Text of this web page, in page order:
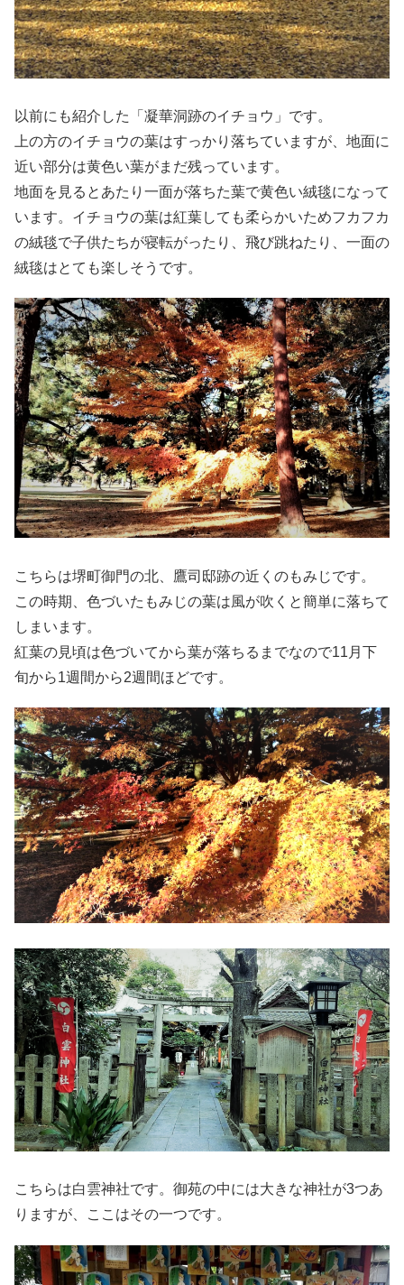
以前にも紹介した「凝華洞跡のイチョウ」です。
上の方のイチョウの葉はすっかり落ちていますが、地面に
近い部分は黄色い葉がまだ残っています。
地面を見るとあたり一面が落ちた葉で黄色い絨毯になって
います。イチョウの葉は紅葉しても柔らかいためフカフカ
の絨毯で子供たちが寝転がったり、飛び跳ねたり、一面の
絨毯はとても楽しそうです。
こちらは堺町御門の北、鷹司邸跡の近くのもみじです。
この時期、色づいたもみじの葉は風が吹くと簡単に落ちて
しまいます。
紅葉の見頃は色づいてから葉が落ちるまでなので11月下
旬から1週間から2週間ほどです。
こちらは白雲神社です。御苑の中には大きな神社が3つあ
りますが、ここはその一つです。